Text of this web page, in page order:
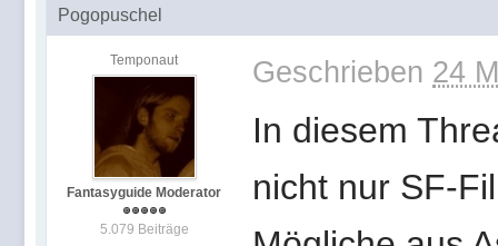
Pogopuschel
Temponaut
Fantasyguide Moderator
5.079 Beiträge
Geschrieben 24
In diesem
nicht nur SF-